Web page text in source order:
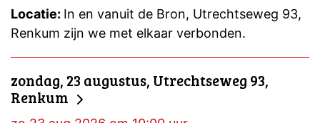
Locatie: In en vanuit de Bron, Utrechtseweg 93,
Renkum zijn we met elkaar verbonden.
zondag, 23 augustus, Utrechtseweg 93,
Renkum